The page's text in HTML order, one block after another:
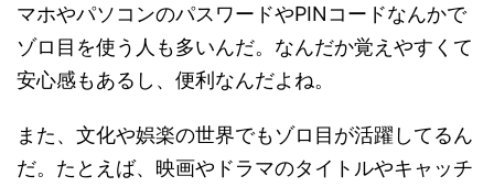
マホやパソコンのパスワードやPINコードなんかで
ゾロ目を使う人も多いんだ。なんだか覚えやすくて
安心感もあるし、便利なんだよね。
また、文化や娯楽の世界でもゾロ目が活躍してるん
だ。たとえば、映画やドラマのタイトルやキャッチ